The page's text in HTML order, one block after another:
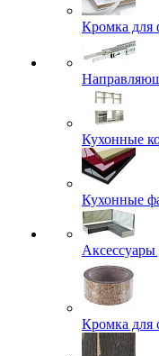
Кромка для
Кухонные
Кухонные
Кромка для